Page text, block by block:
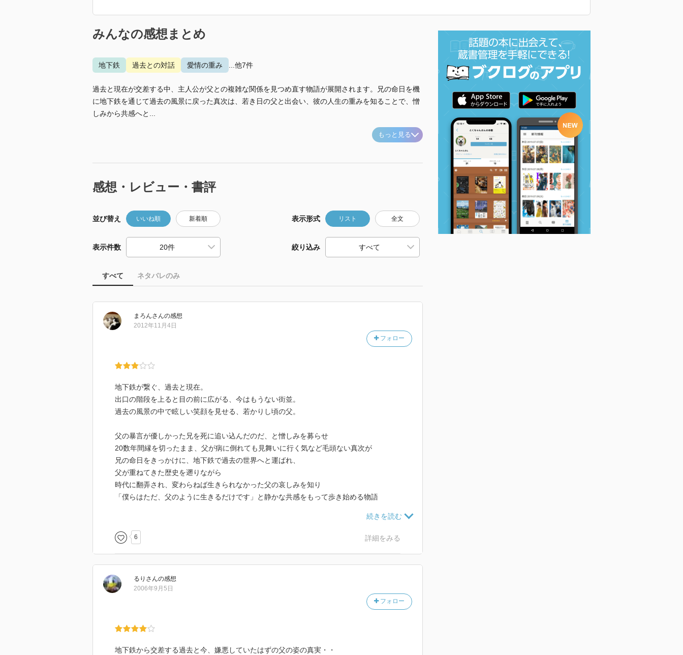
みんなの感想まとめ
地下鉄 過去との対話 愛情の重み ...他7件
過去と現在が交差する中、主人公が父との複雑な関係を見つめ直す物語が展開されます。兄の命日を機
に地下鉄を通じて過去の風景に戻った真次は、若き日の父と出会い、彼の人生の重みを知ることで、憎
しみから共感へと...
もっと見る
感想・レビュー・書評
並び替え いいね順 新着順 表示形式 リスト 全文
表示件数 絞り込み
すべて ネタバレのみ
まろんさんの感想
フォロー
2012年11月4日
地下鉄が繋ぐ、過去と現在。
出口の階段を上ると目の前に広がる、今はもうない街並。
過去の風景の中で眩しい笑顔を見せる、若かりし頃の父。
父の暴言が優しかった兄を死に追い込んだのだ、と憎しみを募らせ
20数年間縁を切ったまま、父が病に倒れても見舞いに行く気など毛頭ない真次が
兄の命日をきっかけに、地下鉄で過去の世界へと運ばれ、
父が重ねてきた歴史を遡りながら
時代に翻弄され、変わらねば生きられなかった父の哀しみを知り
「僕らはただ、父のように生きるだけです」と静かな共感をもって歩き始める物語
と書いてしまうと、とてもノスタルジックで美しい物語になってしまうのですが。。。
その美しさが、自らの存在を消してでも真次の幸せを守ろうと願う、愛人みち子の献身や
成り立っている感じがするのが気になってしまって。
義弟の苦労まで慮ってくれる妻を捨てて愛人と出奔する決意をあっさり固める
6 詳細をみる
るり さんの感想
フォロー
2006年9月5日
地下鉄から交差する過去と今、嫌悪していたはずの父の姿の真実・・